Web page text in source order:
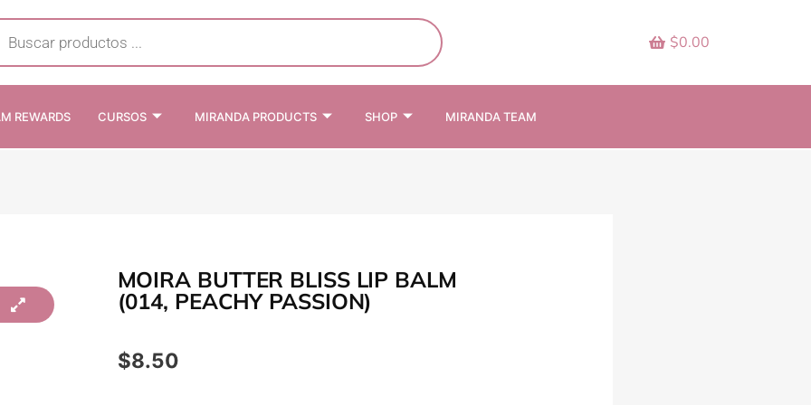
$0.00
REWARDS CURSOS MIRANDA PRODUCTS SHOP MIRANDA TEAM
MOIRA BUTTER BLISS LIP BALM
(014, PEACHY PASSION)
$8.50